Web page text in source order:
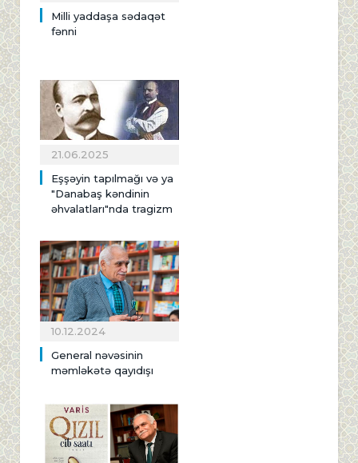
Milli yaddaşa sədaqət
fənni
21.06.2025
Eşşəyin tapılmağı və ya
"Danabaş kəndinin
əhvalatları"nda tragizm
10.12.2024
General nəvəsinin
məmləkətə qayıdışı